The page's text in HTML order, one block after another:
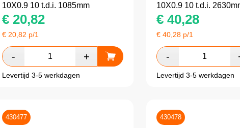
10X0.9 10 t.d.i. 1085mm
€ 20,82
€ 20,82 p/1
Levertijd 3-5 werkdagen
10X0.9 10 t.d.i.
€ 40,28
€40,28 p/1
Levertijd 3-5 werkdagen
430477 430478